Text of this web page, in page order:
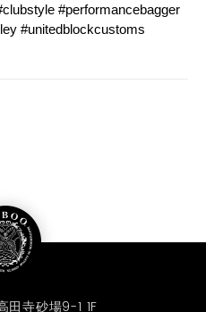
#performancebagger
#unitedblockcustoms
田寺砂場9-1 1F